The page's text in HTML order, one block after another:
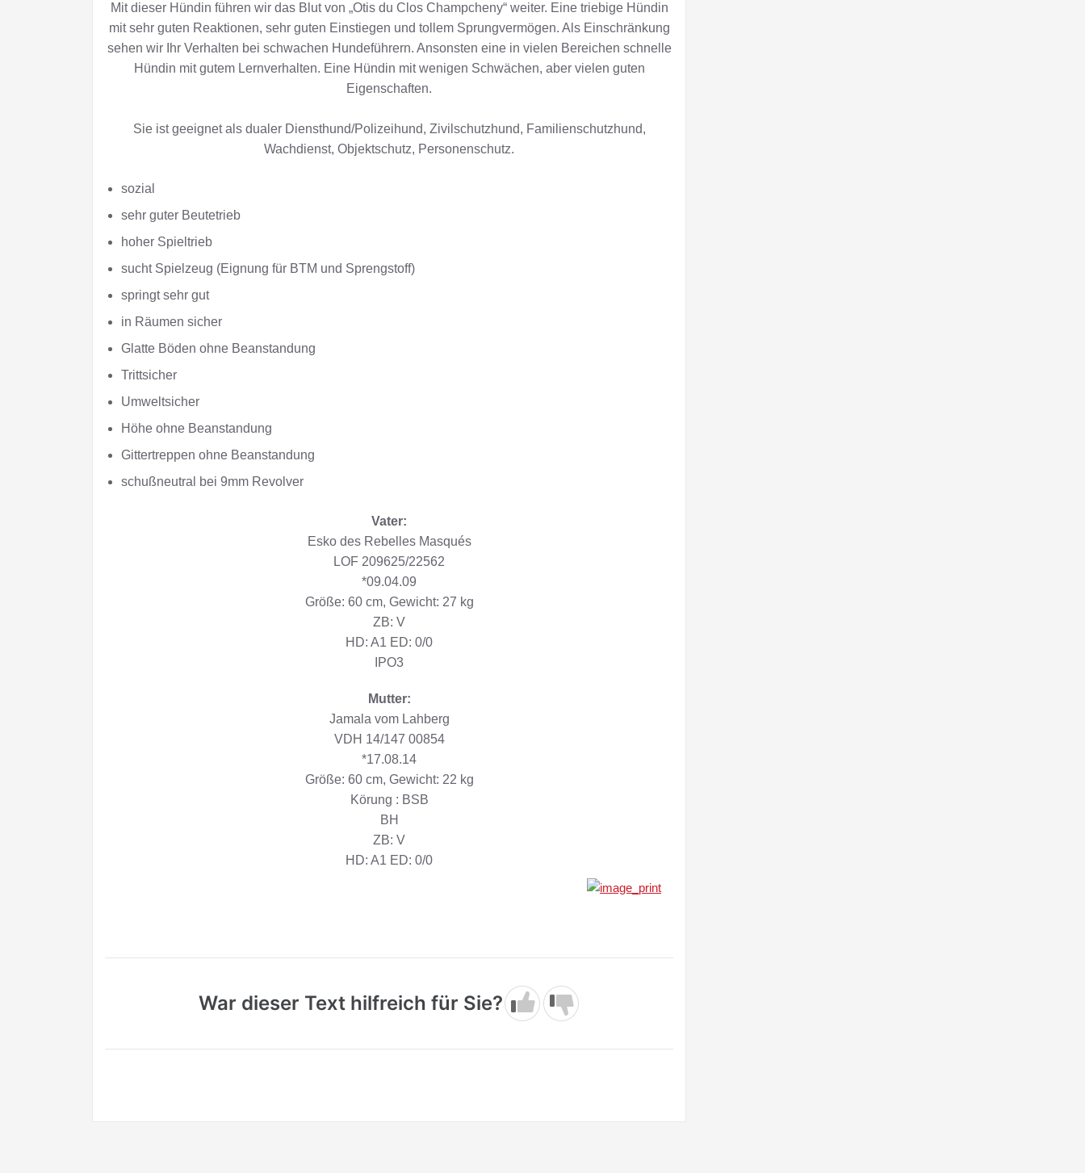
Mit dieser Hündin führen wir das Blut von „Otis du Clos Champcheny“ weiter. Eine triebige Hündin
mit sehr guten Reaktionen, sehr guten Einstiegen und tollem Sprungvermögen. Als Einschränkung
sehen wir Ihr Verhalten bei schwachen Hundeführern. Ansonsten eine in vielen Bereichen schnelle
Hündin mit gutem Lernverhalten. Eine Hündin mit wenigen Schwächen, aber vielen guten
Eigenschaften.
Sie ist geeignet als dualer Diensthund/Polizeihund, Zivilschutzhund, Familienschutzhund,
Wachdienst, Objektschutz, Personenschutz.
sozial
sehr guter Beutetrieb
hoher Spieltrieb
sucht Spielzeug (Eignung für BTM und Sprengstoff)
springt sehr gut
in Räumen sicher
Glatte Böden ohne Beanstandung
Trittsicher
Umweltsicher
Höhe ohne Beanstandung
Gittertreppen ohne Beanstandung
schußneutral bei 9mm Revolver
Vater:
Esko des Rebelles Masqués
LOF 209625/22562
*09.04.09
Größe: 60 cm, Gewicht: 27 kg
ZB: V
HD: A1 ED: 0/0
IPO3
Mutter:
Jamala vom Lahberg
VDH 14/147 00854
*17.08.14
Größe: 60 cm, Gewicht: 22 kg
Körung : BSB
BH
ZB: V
HD: A1 ED: 0/0
War dieser Text hilfreich für Sie?